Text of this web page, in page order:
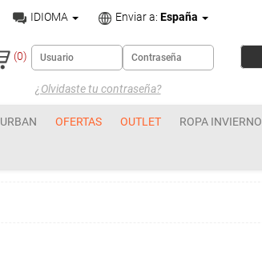
IDIOMA Enviar a: España
(0)
¿Olvidaste tu contraseña?
OFERTAS OUTLET ROPA INVIERNO